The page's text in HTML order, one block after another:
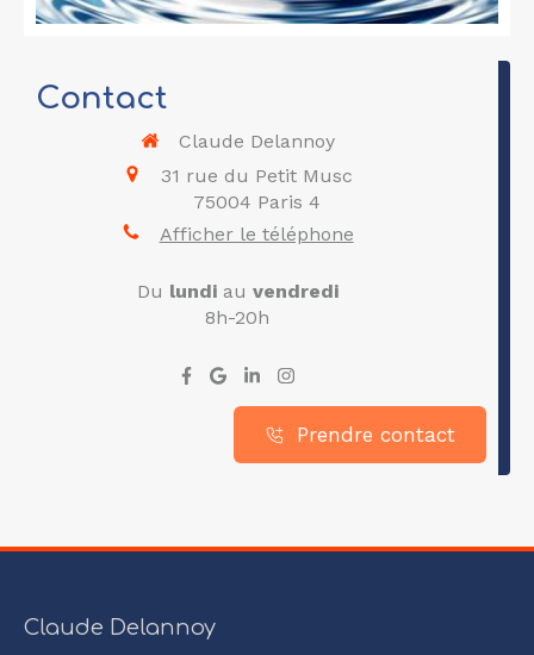
Contact
Claude Delannoy
31 rue du Petit Musc
75004 Paris 4
Afficher le téléphone
Du lundiau vendredi
8h-20h
Prendre contact
Claude Delannoy